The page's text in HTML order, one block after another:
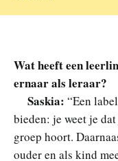
Wat heeft een
ernaar als leraar?
Saskia: “Een
bieden: je weet je
groep hoort.
ouder en als kind